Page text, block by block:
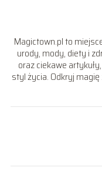
Magictown.pl to
urody, mody, diety i
oraz ciekawe
styl życia. Odkryj